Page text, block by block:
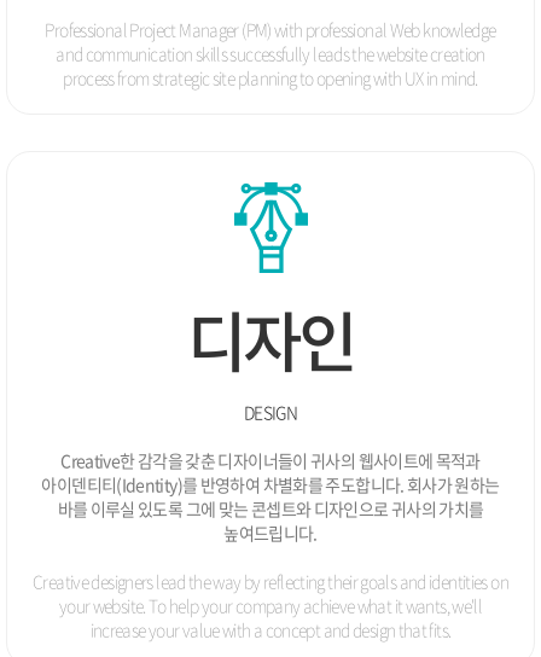
10.
비젠메디컬 병•의원 전문 웹사이트 런칭
07.
e-learning 영업관리 시스템 개발
전자금융솔루션 개발 및 서비스
영화콘텐츠 B2B 온라인 배급 중개망 시스템
축산 검사의뢰 및 관리시스템 개발
비젠메디컬 신규 브랜드 개발
산학연 컨소시엄 모바일 추천 시스템 런칭
콘크리트 압축강도 예상 시스템 개발
2005
12.
거주자우선주차 관리시스템 개발
12.
병•의원 전용 예약시스템 개발 / 병•의원 웹사이트 솔루
05.
산학연 컨소시엄 모바일 실시간 예약시스템 착수
예약중개솔루션 소프트웨어 등록
Professional Project Manager (PM) with professional Web knowledge
and communication skills successfully leads the website creation
process from strategic site planning to opening with UX in mind.
디자인
DESIGN
Creative한 감각을 갖춘 디자이너들이 귀사의 웹사이트에 목적과
아이덴티티(Identity)를 반영하여 차별화를 주도합니다. 회사가 원하는
바를 이루실 있도록 그에 맞는 콘셉트와 디자인으로 귀사의 가치를
높여드립니다.
Creative designers lead the way by reflecting their goals and identities on
your website. To help your company achieve what it wants,we'll
increase your value with a concept and design that fits.